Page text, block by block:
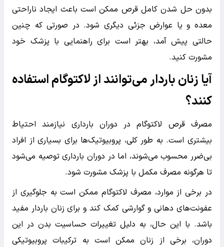
بدون حل شدن کامل قرص ممکن است باعث ایجاد ناراحتی
معده و یا عوارض جزئی دیگری شود. در صورتی که چنین
حالتی پیش آمد، بهتر است برای راهنمایی با پزشک خود
مشورت کنید.
آیا زنان باردار می‌توانند از لاکتوگام استفاده
کنند؟
مصرف قرص لاکتوگام در دوران بارداری نیازمند احتیاط
بیشتری است. به طور کلی، پروبیوتیک‌ها برای بسیاری از افراد
بی‌ضرر محسوب می‌شوند، اما در دوران بارداری توصیه می‌شود
تا هرگونه مصرف مکمل با پزشک مشورت شود.
در برخی از موارد، مصرف لاکتوگام ممکن است به جلوگیری از
عفونت‌های دهانی و گوارشی کمک کند و برای زنان باردار مفید
باشد. با این حال، به دلیل تغییرات حساسیت بدن در این
دوران، برخی از زنان ممکن است به ترکیبات پروبیوتیکی